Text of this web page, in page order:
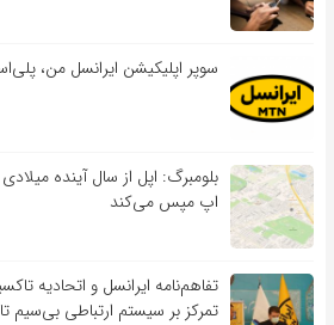
سوپر اپلیکیشن ایرانسل من، پلی‌استیشن ۵
بلومبرگ: اپل از سال آینده
اپ مپس می‌کند
تفاهم‌نامه‌ ایرانسل و اتحادیه
تمرکز بر سیستم ارتباطی بی‌سیم